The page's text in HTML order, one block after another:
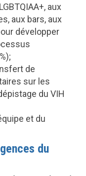
aux
aux bars, aux
développer
de
sur les
du VIH
et du
du